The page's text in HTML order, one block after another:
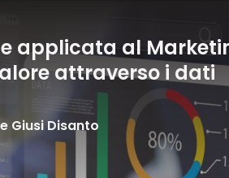
applicata al
attraverso i dati
e Giusi Disanto